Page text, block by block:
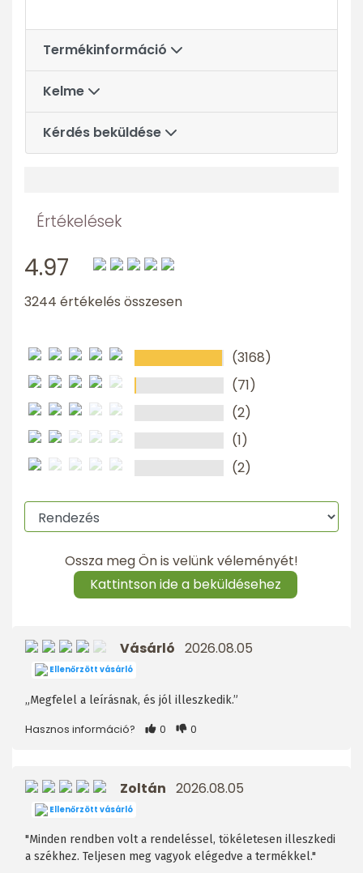
Termékinformáció
Kelme
Kérdés beküldése
Értékelések
4.97
3244 értékelés összesen
(3168)
(71)
(2)
(1)
(2)
Ossza meg Ön is velünk véleményét!
Kattintson ide a beküldésehez
Vásárló 2026.08.05
Ellenőrzött vásárló
„Megfelel a leírásnak, és jól illeszkedik.”
Hasznos információ? 0 0
Zoltán 2026.08.05
Ellenőrzött vásárló
"Minden rendben volt a rendeléssel, tökéletesen illeszkedi
a székhez. Teljesen meg vagyok elégedve a termékkel."